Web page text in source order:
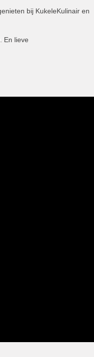
bij KukeleKulinair en
En lieve